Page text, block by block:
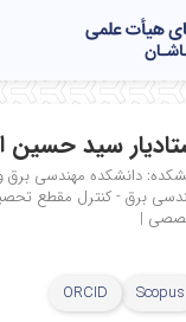
سید حسین
دانشکده مهندسی برق و
برق - کنترل مقطع
|
Scopus
ORCID